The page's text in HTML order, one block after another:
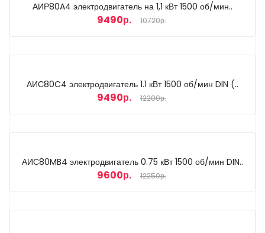
АИР80A4 электродвигатель на 1,1 кВт 1500 об/мин..
9490р. 10720р.
АИС80C4 электродвигатель 1.1 кВт 1500 об/мин DIN (..
9490р. 12200р.
АИС80MB4 электродвигатель 0.75 кВт 1500 об/мин DIN..
9600р. 12250р.